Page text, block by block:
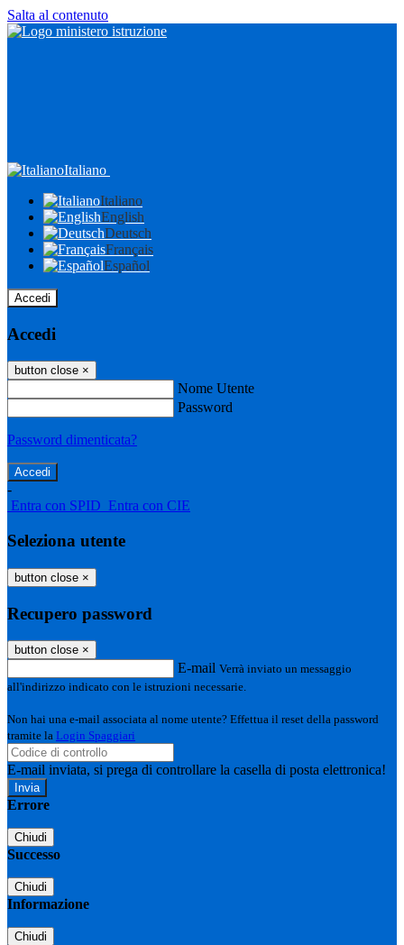
Salta al contenuto
Italiano
Italiano
English
Deutsch
Français
Español
Accedi
Accedi
button close ×
Nome Utente
Password
Password dimenticata?
-
Entra con SPID Entra con CIE
Seleziona utente
button close ×
Recupero password
button close ×
E-mail Verrà inviato un messaggio
all'indirizzo indicato con le istruzioni necessarie.
Non hai una e-mail associata al nome utente? Effettua il reset della password
tramite la Login Spaggiari
E-mail inviata, si prega di controllare la casella di posta elettronica!
Errore
Chiudi
Successo
Chiudi
Informazione
Chiudi